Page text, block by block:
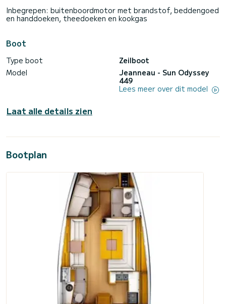
Inbegrepen: buitenboordmotor met brandstof, beddengoed
en handdoeken, theedoeken en kookgas
Boot
Type boot
Zeilboot
Model
Jeanneau - Sun Odyssey
449
Lees meer over dit model
Laat alle details zien
Bootplan